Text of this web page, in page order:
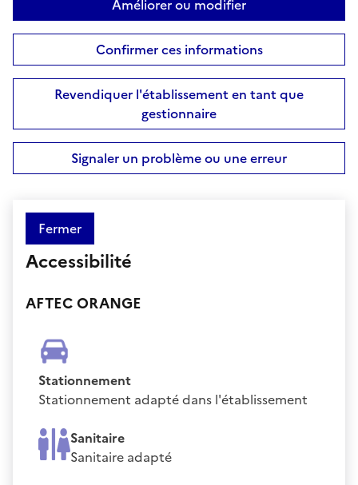
Améliorer ou modifier
Confirmer ces informations
Revendiquer l'établissement en tant que
gestionnaire
Signaler un problème ou une erreur
Fermer
Accessibilité
AFTEC ORANGE
Stationnement
Stationnement adapté dans l'établissement
Sanitaire
Sanitaire adapté